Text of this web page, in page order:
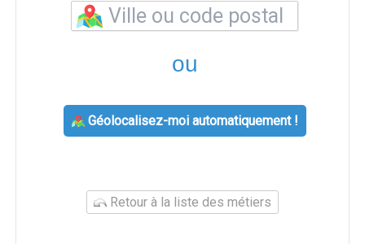
ou
Géolocalisez-moi automatiquement !
Retour à la liste des métiers